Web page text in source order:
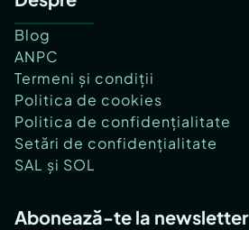
Blog
ANPC
Termeni și condiții
Politica de cookies
Politica de confidențialitate
Setări de confidențialitate
SAL și SOL
Abonează-te la newsletter